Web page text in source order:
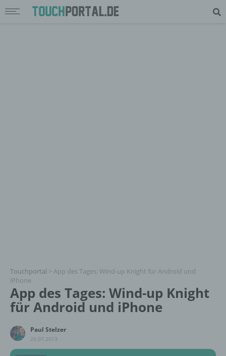
Touchportal > App des Tages: Wind-up Knight für Android und
iPhone
App des Tages: Wind-up Knight
für Android und iPhone
Paul Stelzer
20.07.2013